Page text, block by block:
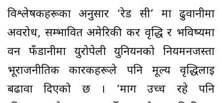
विश्लेषकहरूका अनुसार ‘रेड सी’ मा ढुवानीमा
अवरोध, सम्भावित अमेरिकी कर वृद्धि र भविष्यमा
वन फँडानीमा युरोपेली युनियनको नियमनजस्ता
भूराजनीतिक कारकहरूले पनि मूल्य वृद्धिलाई
बढावा दिएको छ । ‘माग उच्च रहे पनि